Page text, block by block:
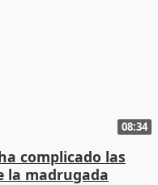
08:34
complicado las
la madrugada